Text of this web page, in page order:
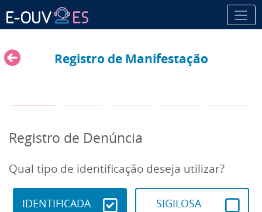
Registro de Manifestação
Registro de Denúncia
Qual tipo de identificação deseja utilizar?
IDENTIFICADA SIGILOSA